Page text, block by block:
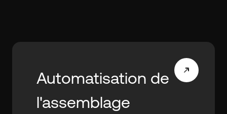
Automatisation de
l'assemblage